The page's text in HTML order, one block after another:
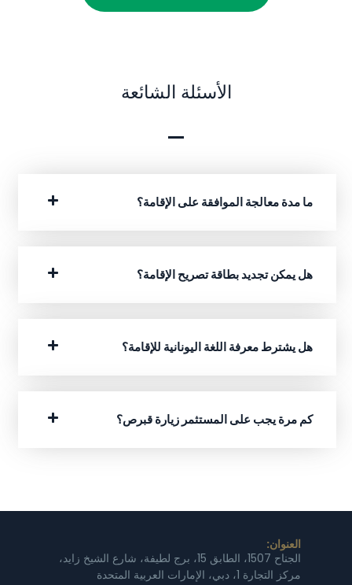
الأسئلة الشائعة
ما مدة معالجة الموافقة على الإقامة؟
هل يمكن تجديد بطاقة تصريح الإقامة؟
هل يشترط معرفة اللغة اليونانية للإقامة؟
كم مرة يجب على المستثمر زيارة قبرص؟
العنوان:
الجناح 1507، الطابق 15، برج لطيفة، شارع الشيخ زايد،
مركز التجارة 1، دبي، الإمارات العربية المتحدة